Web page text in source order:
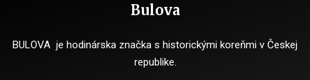
Bulova
BULOVA je hodinárska značka s historickými koreňmi v Českej
republike.